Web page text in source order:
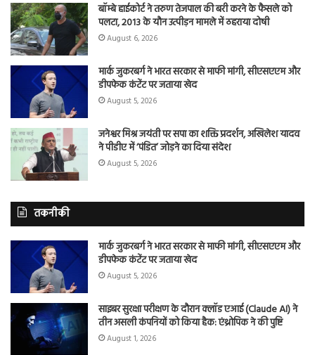
बॉम्बे हाईकोर्ट ने तरुण तेजपाल की बरी करने के फैसले को
पलटा, 2013 के यौन उत्पीड़न मामले में ठहराया दोषी
August 6, 2026
मार्क जुकरबर्ग ने भारत सरकार से माफी मांगी, सीएसएएम और
डीपफेक कंटेंट पर जताया खेद
August 5, 2026
जनेश्वर मिश्र जयंती पर सपा का शक्ति प्रदर्शन, अखिलेश यादव
ने पीडीए में ‘पंडित’ जोड़ने का दिया संदेश
August 5, 2026
तकनीकी
मार्क जुकरबर्ग ने भारत सरकार से माफी मांगी, सीएसएएम और
डीपफेक कंटेंट पर जताया खेद
August 5, 2026
साइबर सुरक्षा परीक्षण के दौरान क्लॉड एआई (Claude AI) ने
तीन असली कंपनियों को किया हैक: एंथ्रोपिक ने की पुष्टि
August 1, 2026